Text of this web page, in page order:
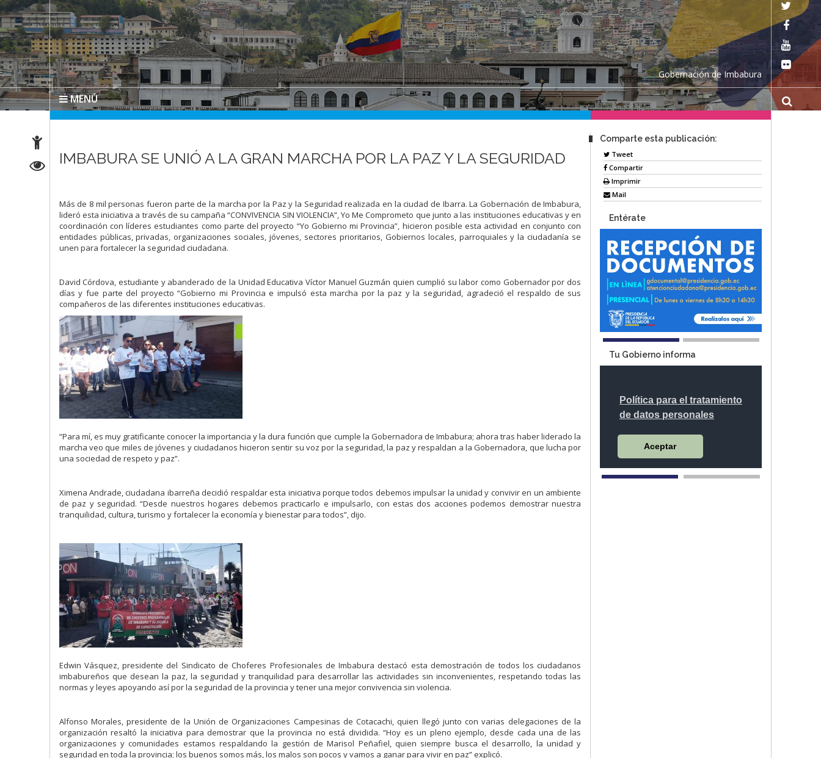
Gobernación de Imbabura
MENÚ
IMBABURA SE UNIÓ A LA GRAN MARCHA POR LA PAZ Y LA SEGURIDAD
Más de 8 mil personas fueron parte de la marcha por la Paz y la Seguridad realizada en la ciudad de Ibarra. La Gobernación de Imbabura,
lideró esta iniciativa a través de su campaña “CONVIVENCIA SIN VIOLENCIA”, Yo Me Comprometo que junto a las instituciones educativas y en
coordinación con líderes estudiantes como parte del proyecto “Yo Gobierno mi Provincia”, hicieron posible esta actividad en conjunto con
entidades públicas, privadas, organizaciones sociales, jóvenes, sectores prioritarios, Gobiernos locales, parroquiales y la ciudadanía se
unen para fortalecer la seguridad ciudadana.
David Córdova, estudiante y abanderado de la Unidad Educativa Víctor Manuel Guzmán quien cumplió su labor como Gobernador por dos
días y fue parte del proyecto “Gobierno mi Provincia e impulsó esta marcha por la paz y la seguridad, agradeció el respaldo de sus
compañeros de las diferentes instituciones educativas.
“Para mí, es muy gratificante conocer la importancia y la dura función que cumple la Gobernadora de Imbabura; ahora tras haber liderado la
marcha veo que miles de jóvenes y ciudadanos hicieron sentir su voz por la seguridad, la paz y respaldan a la Gobernadora, que lucha por
una sociedad de respeto y paz”.
Ximena Andrade, ciudadana ibarreña decidió respaldar esta iniciativa porque todos debemos impulsar la unidad y convivir en un ambiente
de paz y seguridad. “Desde nuestros hogares debemos practicarlo e impulsarlo, con estas dos acciones podemos demostrar nuestra
tranquilidad, cultura, turismo y fortalecer la economía y bienestar para todos”, dijo.
Edwin Vásquez, presidente del Sindicato de Choferes Profesionales de Imbabura destacó esta demostración de todos los ciudadanos
imbabureños que desean la paz, la seguridad y tranquilidad para desarrollar las actividades sin inconvenientes, respetando todas las
normas y leyes apoyando así por la seguridad de la provincia y tener una mejor convivencia sin violencia.
Alfonso Morales, presidente de la Unión de Organizaciones Campesinas de Cotacachi, quien llegó junto con varias delegaciones de la
organización resaltó la iniciativa para demostrar que la provincia no está dividida. “Hoy es un pleno ejemplo, desde cada una de las
organizaciones y comunidades estamos respaldando la gestión de Marisol Peñafiel, quien siempre busca el desarrollo, la unidad y
seguridad en toda la provincia; los buenos somos más, los malos son pocos y vamos a ganar para vivir en paz” explicó.
Comparte esta publicación:
Tweet
Compartir
Imprimir
Mail
Entérate
Tu Gobierno informa